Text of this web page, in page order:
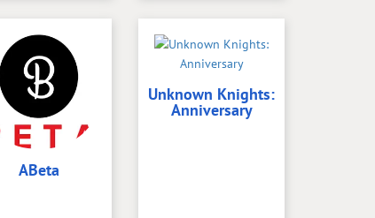
ABeta
Unknown Knights:
Anniversary